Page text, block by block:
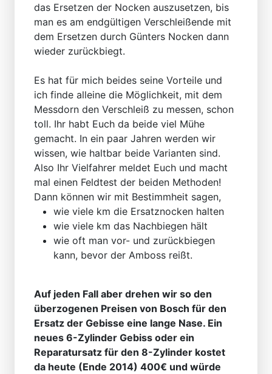
das Ersetzen der Nocken auszusetzen, bis
man es am endgültigen Verschleißende mit
dem Ersetzen durch Günters Nocken dann
wieder zurückbiegt.
Es hat für mich beides seine Vorteile und
ich finde alleine die Möglichkeit, mit dem
Messdorn den Verschleiß zu messen, schon
toll. Ihr habt Euch da beide viel Mühe
gemacht. In ein paar Jahren werden wir
wissen, wie haltbar beide Varianten sind.
Also Ihr Vielfahrer meldet Euch und macht
mal einen Feldtest der beiden Methoden!
Dann können wir mit Bestimmheit sagen,
wie viele km die Ersatznocken halten
wie viele km das Nachbiegen hält
wie oft man vor- und zurückbiegen
kann, bevor der Amboss reißt.
Auf jeden Fall aber drehen wir so den
überzogenen Preisen von Bosch für den
Ersatz der Gebisse eine lange Nase. Ein
neues 6-Zylinder Gebiss oder ein
Reparatursatz für den 8-Zylinder kostet
da heute (Ende 2014) 400€ und würde